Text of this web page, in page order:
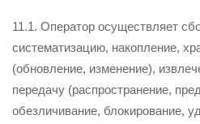
11.1. Оператор осуществляет
систематизацию, накопление,
(обновление, изменение),
передачу (распространение,
обезличивание, блокирование,